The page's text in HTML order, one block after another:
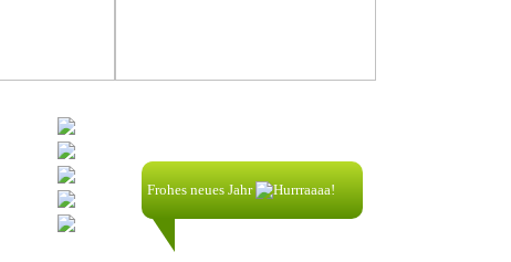
Frohes neues Jahr